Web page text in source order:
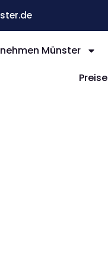
Münster
Preise